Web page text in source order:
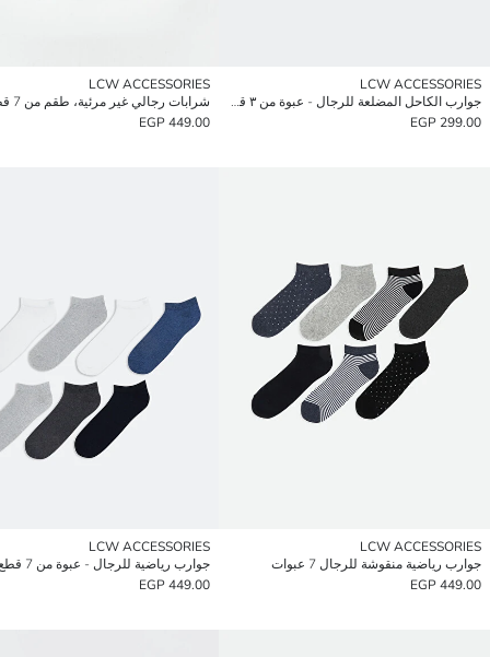
LCW ACCESSORIES
جوارب الكاحل المضلعة للرجال - عبوة من ٣ قطع
299.00 EGP
LCW ACCESSORIES
شرابات رجالي غير مرئية، طقم من 7 قطع
449.00 EGP
LCW ACCESSORIES
جوارب رياضية منقوشة للرجال 7 عبوات
449.00 EGP
LCW ACCESSORIES
جوارب رياضية للرجال - عبوة من 7 قطع
449.00 EGP